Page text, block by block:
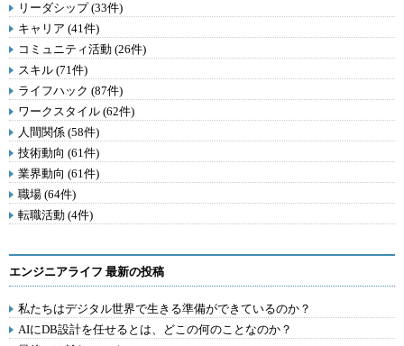
リーダシップ (33件)
キャリア (41件)
コミュニティ活動 (26件)
スキル (71件)
ライフハック (87件)
ワークスタイル (62件)
人間関係 (58件)
技術動向 (61件)
業界動向 (61件)
職場 (64件)
転職活動 (4件)
エンジニアライフ 最新の投稿
私たちはデジタル世界で生きる準備ができているのか？
AIにDB設計を任せるとは、どこの何のことなのか？